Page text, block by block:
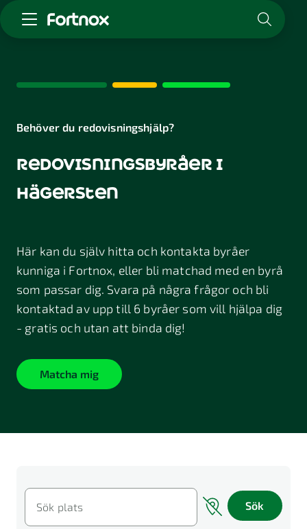
Skaffa Fortnox
Kunskap & inspiration
Logga in
Kontakt
Behöver du redovisningshjälp?
redovisningsbyråer i
hägersten
Här kan du själv hitta och kontakta byråer
kunniga i Fortnox, eller bli matchad med en byrå
som passar dig. Svara på några frågor och bli
kontaktad av upp till 6 byråer som vill hjälpa dig
- gratis och utan att binda dig!
Matcha mig
Sök plats Sök